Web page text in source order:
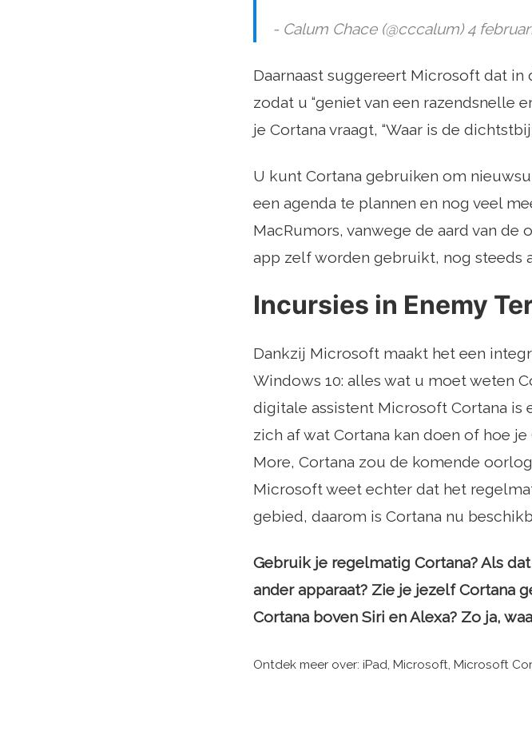
- Calum Chace (@cccalum) 4
Daarnaast suggereert Microsoft dat in
zodat u “geniet van een razendsnelle
je Cortana vraagt, “Waar is de
U kunt Cortana gebruiken om
een agenda te plannen en nog veel
MacRumors, vanwege de aard van
app zelf worden gebruikt, nog steeds
Incursies in Enemy
Dankzij Microsoft maakt het een
Windows 10: alles wat u moet weten
digitale assistent Microsoft Cortana is
zich af wat Cortana kan doen of hoe
More, Cortana zou de komende
Microsoft weet echter dat het
gebied, daarom is Cortana nu
Gebruik je regelmatig Cortana? Als
ander apparaat? Zie je jezelf Cortana
Cortana boven Siri en Alexa? Zo ja,
Ontdek meer over: iPad, Microsoft, Microsoft